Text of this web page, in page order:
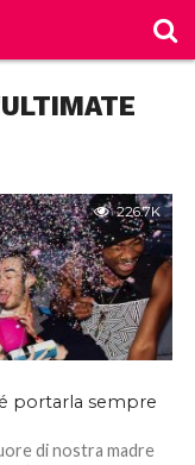
226.7K
portarla sempre
di nostra madre